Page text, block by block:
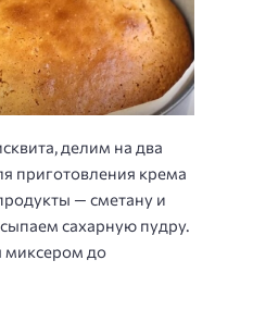
делим на два
приготовления крема
— сметану и
сахарную пудру.
миксером до